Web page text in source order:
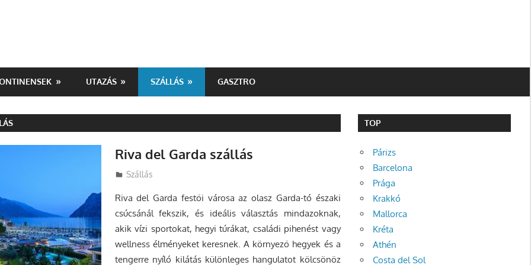
UTAZÁS SZÁLLÁS GASZTRO
Riva del Garda szállás
Utazasok.org
Szállás
Riva del Garda festői városa az olasz Garda-tó északi
csúcsánál fekszik, és ideális választás mindazoknak,
akik vízi sportokat, hegyi túrákat, családi pihenést vagy
wellness élményeket keresnek. A környező hegyek és a
tengerre nyíló kilátás különleges hangulatot kölcsönöz
TOP
Párizs
Barcelona
Prága
Krakkó
Mallorca
Kréta
Athén
Costa del Sol